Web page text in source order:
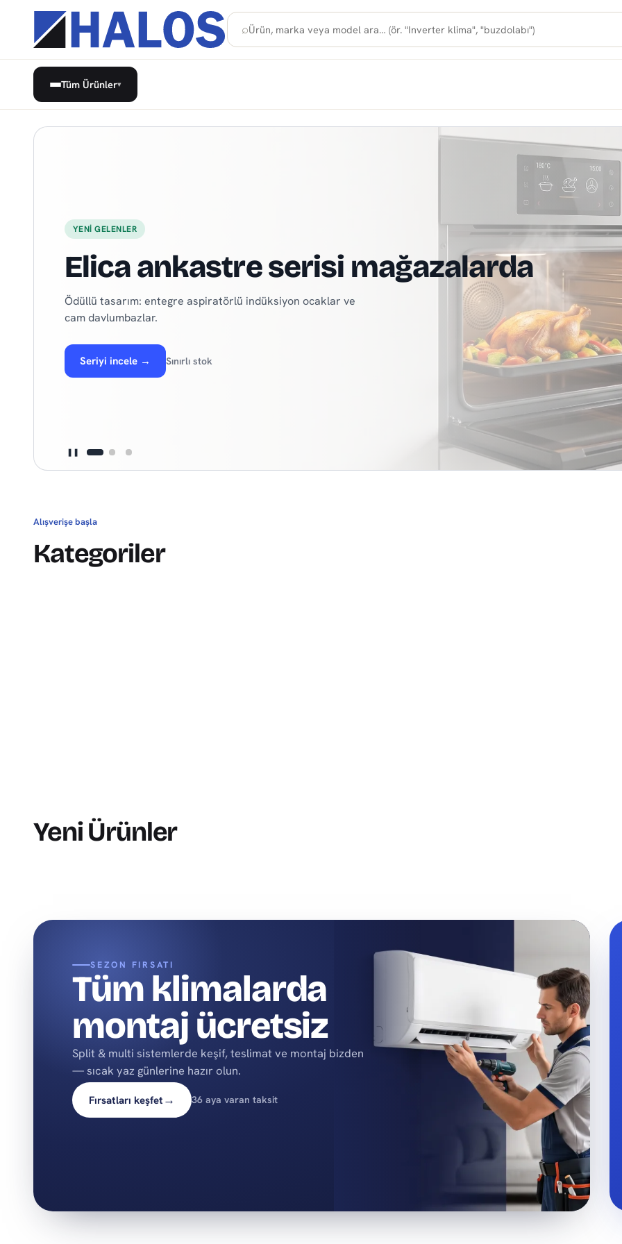
⌕
Tüm Ürünler▾
Kuzey Kıbrıs Beyaz Eşya, Ankastre ve Isıtma-Soğutma
YENI GELENLER
Elica ankastre serisi mağazalarda
Ödüllü tasarım: entegre aspiratörlü indüksiyon ocaklar ve
cam davlumbazlar.
Seriyi incele → Sınırlı stok
❚❚
Alışverişe başla
Kategoriler
Yeni Ürünler
SEZON FIRSATI
Tüm klimalarda
montaj ücretsiz
Split & multi sistemlerde keşif, teslimat ve montaj bizden
— sıcak yaz günlerine hazır olun.
Fırsatları keşfet → 36 aya varan taksit